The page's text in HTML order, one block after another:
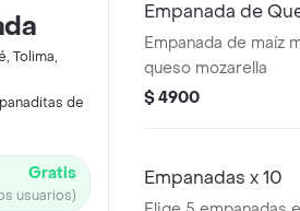
Tolima,
de
Gratis
usuarios)
Empanada de
Empanada de maíz
queso mozarella
$ 4900
Empanadas x 10